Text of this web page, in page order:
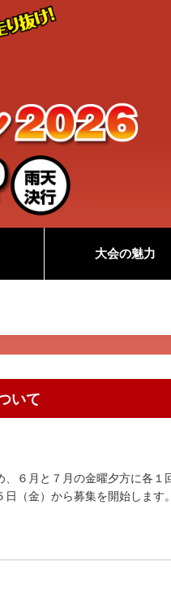
大会の魅力
いて
６月と７月の金曜夕方に各
（金）から募集を開始しま